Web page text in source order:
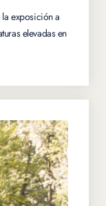
exposición a
elevadas en